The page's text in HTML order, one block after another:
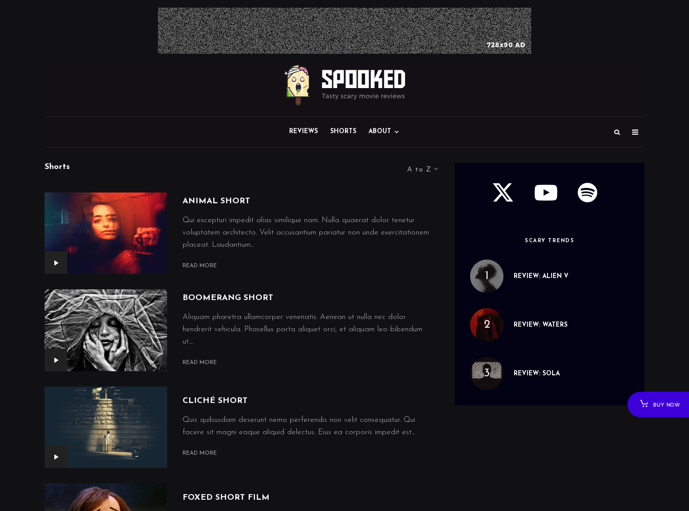
REVIEWS SHORTS ABOUT
A to Z
Shorts
ANIMAL SHORT
Qui excepturi impedit alias similique nam. Nulla quaerat dolor tenetur
voluptatem architecto. Velit accusantium pariatur non unde exercitationem
placeat. Laudantium...
READ MORE
BOOMERANG SHORT
Aliquam pharetra ullamcorper venenatis. Aenean ut nulla nec dolor
hendrerit vehicula. Phasellus porta aliquet orci, et aliquam leo bibendum
ut....
READ MORE
CLICHÉ SHORT
Quis quibusdam deserunt nemo perferendis non velit consequatur. Qui
facere sit magni eaque aliquid delectus. Eius ea corporis impedit est...
READ MORE
FOXED SHORT FILM
SCARY TRENDS
REVIEW: ALIEN V
REVIEW: WATERS
REVIEW: SOLA
BUY NOW